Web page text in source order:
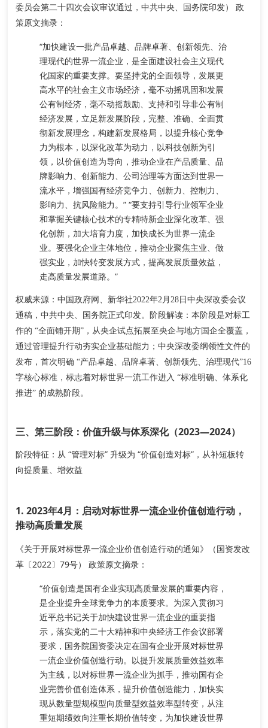
委员会第二十四次会议审议通过，中共中央、国务院印发）
政
策原文摘录 ：
“加快建设一批产品卓越、品牌卓著、创新领先、治
理现代的世界一流企业，是全面建设社会主义现代
化国家的重要支撑。要坚持党的全面领导，发展更
高水平的社会主义市场经济，毫不动摇巩固和发展
公有制经济，毫不动摇鼓励、支持和引导非公有制
经济发展，立足新发展阶段，完整、准确、全面贯
彻新发展理念，构建新发展格局，以提升核心竞争
力为根本，以深化改革为动力，以科技创新为引
领，以价值创造为导向，推动企业在产品质量、品
牌影响力、创新能力、公司治理等方面达到世界一
流水平，增强国有经济竞争力、创新力、控制力、
影响力、抗风险能力。” “要支持引导行业领军企业
和掌握关键核心技术的专精特新企业深化改革、强
化创新，加大培育力度，加快成长为世界一流企
业。要强化企业主体地位，推动企业聚焦主业、做
强实业，加快转变发展方式，提高发展质量效益，
走高质量发展道路。”
权威来源 ：中国政府网、新华社2022年2月28日中央深改委会议
通稿，中共中央、国务院正式印发。 阶段解读 ：本阶段是对标工
作的 “全面铺开期”，从央企试点拓展至央企与地方国企全覆盖，
通过管理提升行动夯实企业基础能力；中央深改委纲领性文件的
发布，首次明确 “产品卓越、品牌卓著、创新领先、治理现代”16
字核心标准，标志着对标世界一流工作进入 “标准明确、体系化
推进” 的成熟阶段。
三、第三阶段：价值升级与体系深化（2023—2024）
阶段特征：从 “管理对标” 升级为 “价值创造对标”，从补短板转
向提质量、增效益
1. 2023年4月：启动对标世界一流企业价值创造行动，
推动高质量发展
《关于开展对标世界一流企业价值创造行动的通知》（国资发改
革〔2022〕79号）
政策原文摘录 ：
“价值创造是国有企业实现高质量发展的重要内容，
是企业提升全球竞争力的本质要求。为深入贯彻习
近平总书记关于加快建设世界一流企业的重要指
示，落实党的二十大精神和中央经济工作会议部署
要求，国务院国资委决定在国有企业开展对标世界
一流企业价值创造行动。 以提升发展质量效益效率
为主线，以对标世界一流企业为抓手，推动国有企
业完善价值创造体系，提升价值创造能力，加快实
现从数量型规模型向质量型效益效率型转变，从注
重短期绩效向注重长期价值转变 ，为加快建设世界